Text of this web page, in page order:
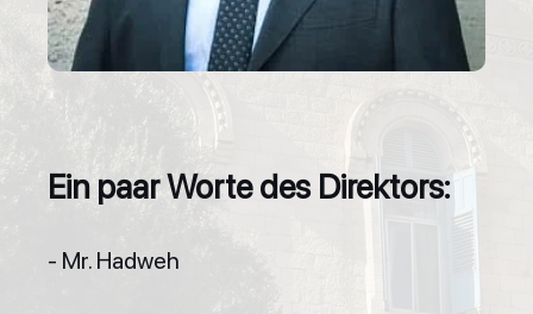
Ein paar Worte des Direktors:
- Mr. Hadweh